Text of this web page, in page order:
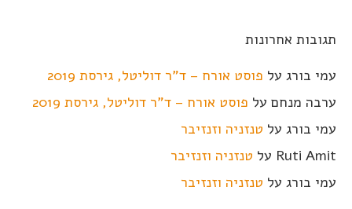
תגובות אחרונות
עמי בורג על פוסט אורח – ד"ר דוליטל, גירסת 2019
ערבה מנחם על פוסט אורח – ד"ר דוליטל, גירסת 2019
עמי בורג על טנזניה וזנזיבר
Ruti Amit על טנזניה וזנזיבר
עמי בורג על טנזניה וזנזיבר